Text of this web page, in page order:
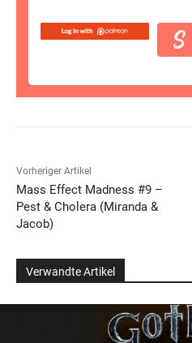
Vorheriger Artikel
Mass Effect Madness #9 –
Pest & Cholera (Miranda &
Jacob)
Verwandte Artikel